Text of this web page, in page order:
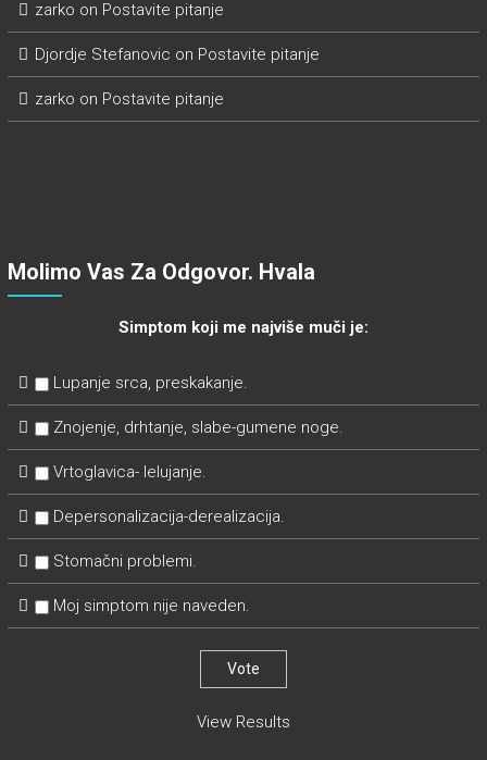
zarko on Postavite pitanje
Djordje Stefanovic on Postavite pitanje
zarko on Postavite pitanje
Molimo Vas Za Odgovor. Hvala
Simptom koji me najviše muči je:
Lupanje srca, preskakanje.
Znojenje, drhtanje, slabe-gumene noge.
Vrtoglavica- lelujanje.
Depersonalizacija-derealizacija.
Stomačni problemi.
Moj simptom nije naveden.
View Results